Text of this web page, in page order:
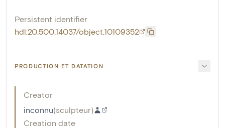
Persistent identifier
hdl:20.500.14037/object.10109352
PRODUCTION ET DATATION
Creator
inconnu(sculpteur)
Creation date